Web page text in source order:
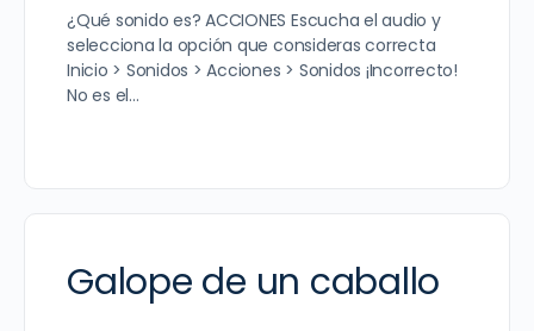
¿Qué sonido es? ACCIONES Escucha el audio y
selecciona la opción que consideras correcta
Inicio > Sonidos > Acciones > Sonidos ¡Incorrecto!
No es el…
Galope de un caballo